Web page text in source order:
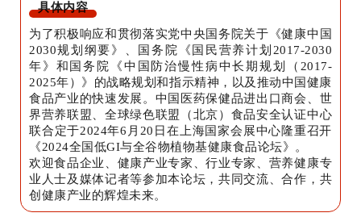
具体内容
为了积极响应和贯彻落实党中央国务院关于《健康中国
2030规划纲要》、国务院《国民营养计划2017-2030
年》和国务院《中国防治慢性病中长期规划（2017-
2025年）》的战略规划和指示精神，以及推动中国健康
食品产业的快速发展。中国医药保健品进出口商会、世
界营养联盟、全球绿色联盟（北京）食品安全认证中心
联合定于2024年6月20日在上海国家会展中心隆重召开
《2024全国低GI与全谷物植物基健康食品论坛》。
欢迎食品企业、健康产业专家、行业专家、营养健康专
业人士及媒体记者等参加本论坛，共同交流、合作，共
创健康产业的辉煌未来。